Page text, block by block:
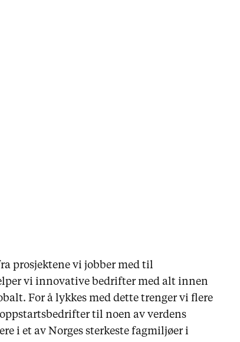
prosjektene vi jobber med til
vi innovative bedrifter med alt innen
For å lykkes med dette trenger vi flere
til noen av verdens
i et av Norges sterkeste fagmiljøer i